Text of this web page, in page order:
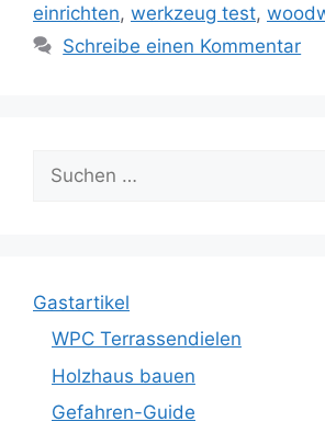
einrichten, werkzeug test,
Schreibe einen Kommentar
nach:
Gastartikel
WPC Terrassendielen
Holzhaus bauen
Gefahren-Guide